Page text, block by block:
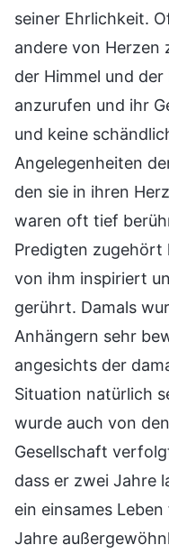
seiner Ehrlichkeit.
andere von Herzen
der Himmel und
anzurufen und ihr
und keine
Angelegenheiten
den sie in ihren
waren oft tief
Predigten zugehört
von ihm inspiriert
gerührt. Damals
Anhängern sehr
angesichts der
Situation natürlich
wurde auch von
Gesellschaft
dass er zwei Jahre
ein einsames
Jahre